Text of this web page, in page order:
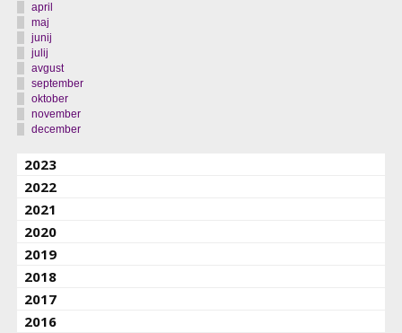
april
maj
junij
julij
avgust
september
oktober
november
december
2023
2022
2021
2020
2019
2018
2017
2016